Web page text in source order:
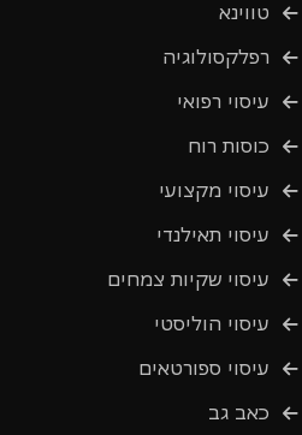
טווינא
רפלקסולוגיה
עיסוי רפואי
כוסות רוח
עיסוי מקצועי
עיסוי תאילנדי
עיסוי שקיות צמחים
עיסוי הוליסטי
עיסוי ספורטאים
כאב גב